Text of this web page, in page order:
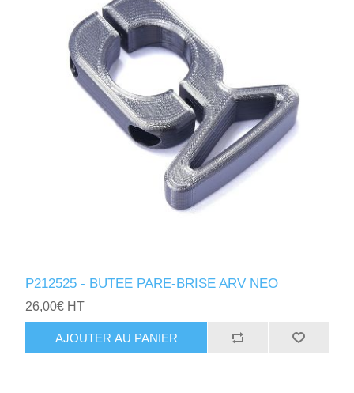
P212525 - BUTEE PARE-BRISE ARV NEO
26,00€ HT
AJOUTER AU PANIER